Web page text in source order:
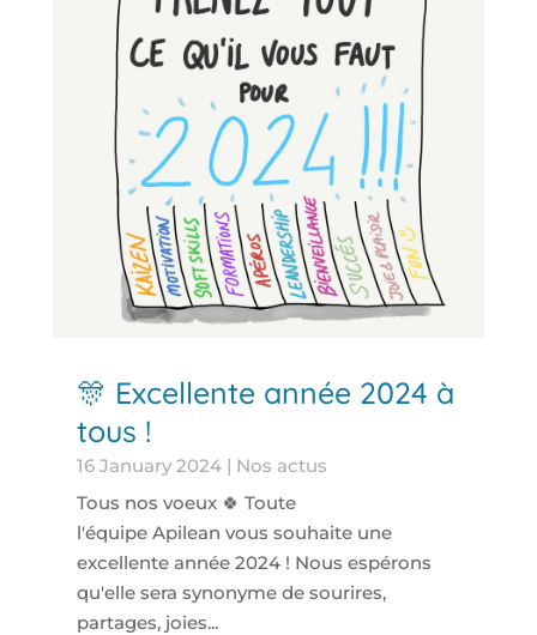
🎊 Excellente année 2024 à
tous !
16 January 2024| Nos actus
Tous nos voeux 🍀 Toute
l'équipe Apilean vous souhaite une
excellente année 2024 ! Nous espérons
qu'elle sera synonyme de sourires,
partages, joies...